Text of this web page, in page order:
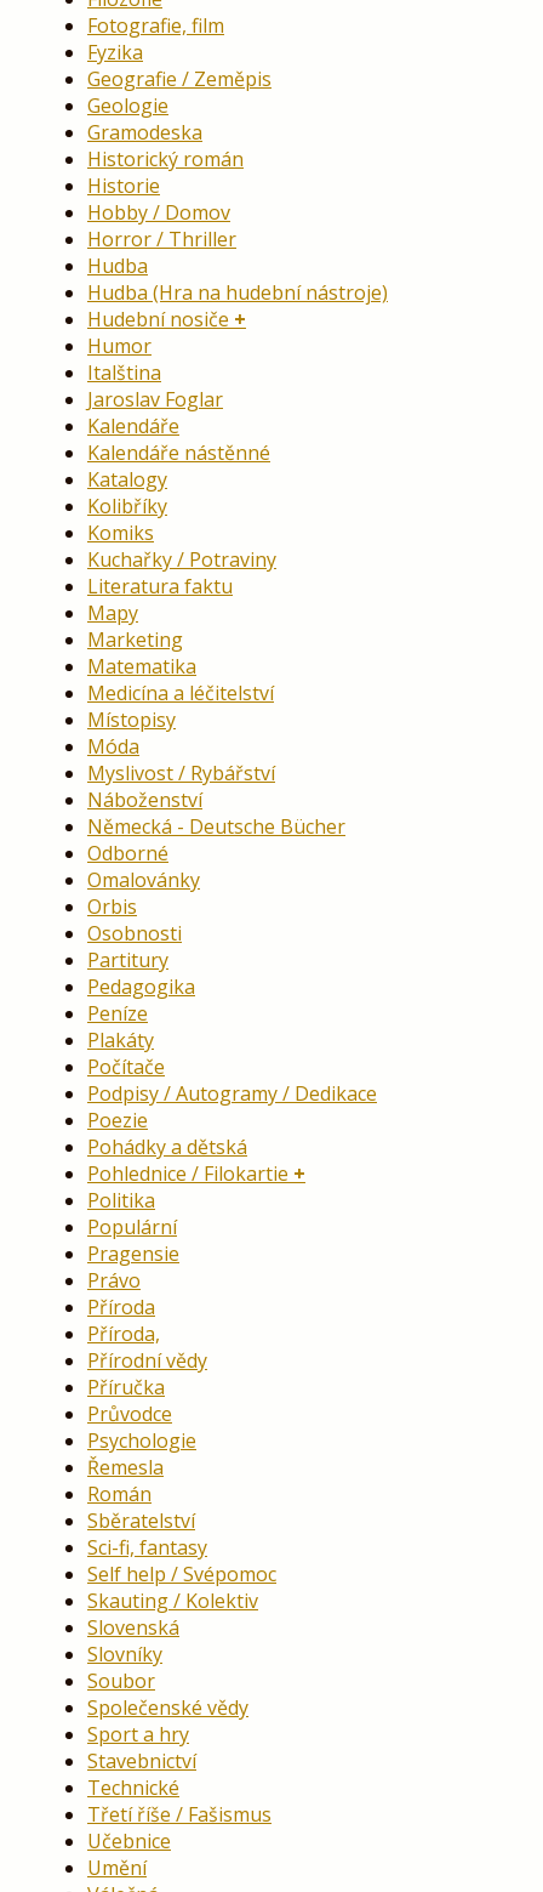
Fotografie, film
Fyzika
Geografie / Zeměpis
Geologie
Gramodeska
Historický román
Historie
Hobby / Domov
Horror / Thriller
Hudba
Hudba (Hra na hudební nástroje)
Hudební nosiče
Humor
Italština
Jaroslav Foglar
Kalendáře
Kalendáře nástěnné
Katalogy
Kolibříky
Komiks
Kuchařky / Potraviny
Literatura faktu
Mapy
Marketing
Matematika
Medicína a léčitelství
Místopisy
Móda
Myslivost / Rybářství
Náboženství
Německá - Deutsche Bücher
Odborné
Omalovánky
Orbis
Osobnosti
Partitury
Pedagogika
Peníze
Plakáty
Počítače
Podpisy / Autogramy / Dedikace
Poezie
Pohádky a dětská
Pohlednice / Filokartie
Politika
Populární
Pragensie
Právo
Příroda
Příroda,
Přírodní vědy
Příručka
Průvodce
Psychologie
Řemesla
Román
Sběratelství
Sci-fi, fantasy
Self help / Svépomoc
Skauting / Kolektiv
Slovenská
Slovníky
Soubor
Společenské vědy
Sport a hry
Stavebnictví
Technické
Třetí říše / Fašismus
Učebnice
Umění